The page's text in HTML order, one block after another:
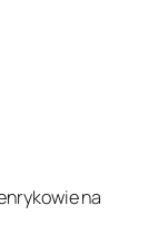
na